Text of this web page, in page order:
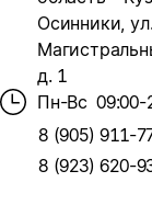
Осинники,
д. 1
Пн-Вс 09:00-
8 (905) 911-
8 (923) 620-